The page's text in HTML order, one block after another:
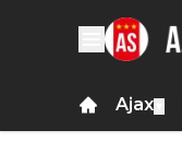
Ajax